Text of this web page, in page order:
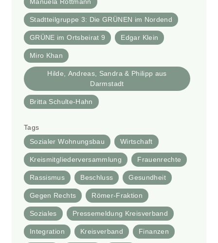
Stadtteilgruppe 3: Die GRÜNEN im Nordend
GRÜNE im Ortsbeirat 9 Edgar Klein
Miro Khan
Hilde, Andreas, Sandra & Philipp aus
Darmstadt
Britta Schulte-Hahn
Tags
Sozialer Wohnungsbau
Wirtschaft
Kreismitgliederversammlung Frauenrechte
Rassismus Beschluss Gesundheit
Gegen Rechts Römer-Fraktion
Soziales Pressemeldung Kreisverband
Integration Kreisverband Finanzen